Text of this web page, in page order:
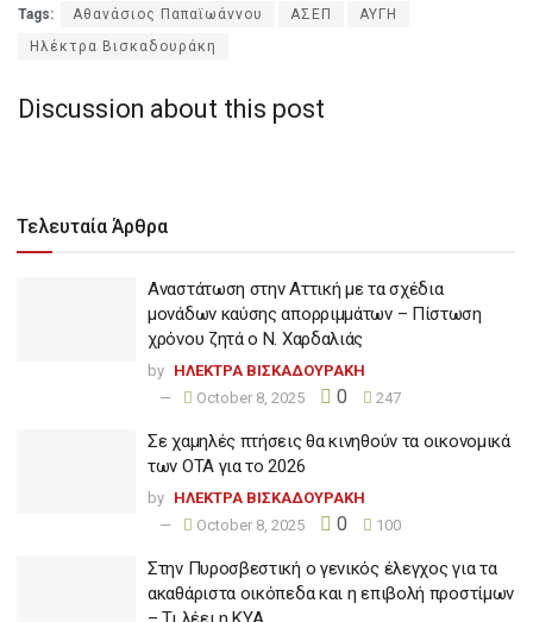
Tags: Αθανάσιος Παπαϊωάννου ΑΣΕΠ
ΑΥΓΗ
Ηλέκτρα Βισκαδουράκη
Discussion about this post
Τελευταία Άρθρα
Αναστάτωση στην Αττική με τα σχέδια
μονάδων καύσης απορριμμάτων – Πίστωση
χρόνου ζητά ο Ν. Χαρδαλιάς
by ΗΛΕΚΤΡΑ ΒΙΣΚΑΔΟΥΡΑΚΗ
October 8, 2025
0 247
Σε χαμηλές πτήσεις θα κινηθούν τα οικονομικά
των ΟΤΑ για το 2026
by ΗΛΕΚΤΡΑ ΒΙΣΚΑΔΟΥΡΑΚΗ
October 8, 2025
0 100
Στην Πυροσβεστική ο γενικός έλεγχος για τα
ακαθάριστα οικόπεδα και η επιβολή προστίμων